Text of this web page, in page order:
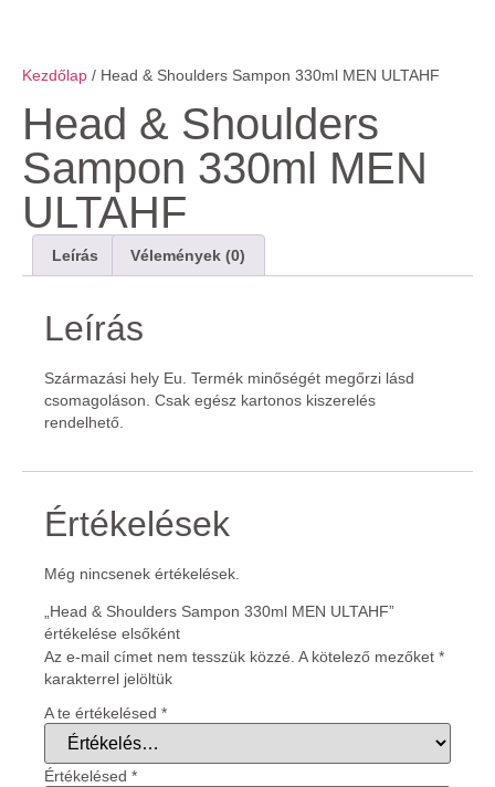
Kezdőlap / Head & Shoulders Sampon 330ml MEN ULTAHF
Head & Shoulders
Sampon 330ml MEN
ULTAHF
Leírás Vélemények (0)
Leírás
Származási hely Eu. Termék minőségét megőrzi lásd
csomagoláson. Csak egész kartonos kiszerelés
rendelhető.
Értékelések
Még nincsenek értékelések.
„Head & Shoulders Sampon 330ml MEN ULTAHF”
értékelése elsőként
Az e-mail címet nem tesszük közzé. A kötelező mezőket *
karakterrel jelöltük
A te értékelésed *
Értékelésed *